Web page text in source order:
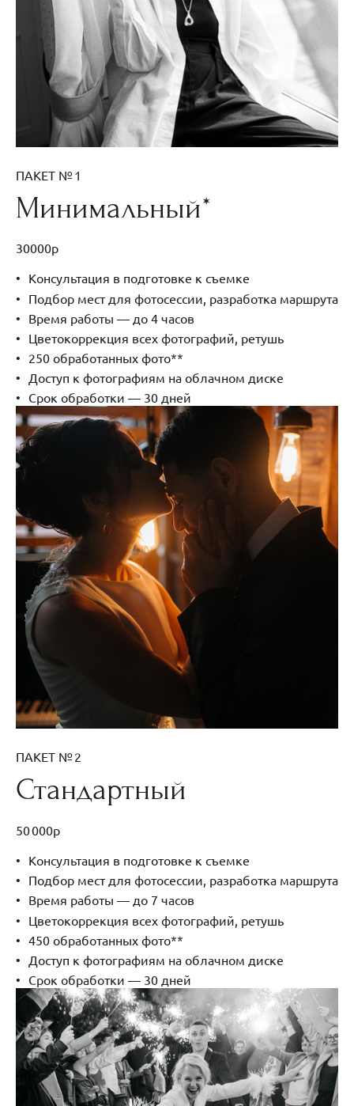
ПАКЕТ № 1
Минимальный*
30000р
Консультация в подготовке к съемке
Подбор мест для фотосессии, разработка маршрута
Время работы — до 4 часов
Цветокоррекция всех фотографий, ретушь
250 обработанных фото**
Доступ к фотографиям на облачном диске
Срок обработки — 30 дней
ПАКЕТ № 2
Стандартный
50 000р
Консультация в подготовке к съемке
Подбор мест для фотосессии, разработка маршрута
Время работы — до 7 часов
Цветокоррекция всех фотографий, ретушь
450 обработанных фото**
Доступ к фотографиям на облачном диске
Срок обработки — 30 дней